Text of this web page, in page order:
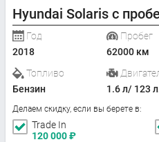
Hyundai Solaris с
Год
2018
Пробег
62000 км
Топливо
Бензин
1.6 л/ 123
Делаем скидку, если вы берете в:
Trade In
120 000₽